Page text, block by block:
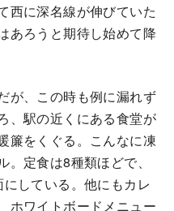
西に深名線が伸びていた
あろうと期待し始めて降
が、この時も例に漏れず
、駅の近くにある食堂が
簾をくぐる。こんなに凍
定食は8種類ほどで、
している。他にもカレ
ホワイトボードメニュー